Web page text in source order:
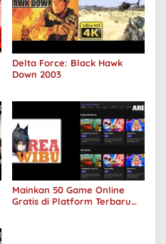
Delta Force: Black Hawk
Down 2003
Mainkan 50 Game Online
Gratis di Platform Terbaru